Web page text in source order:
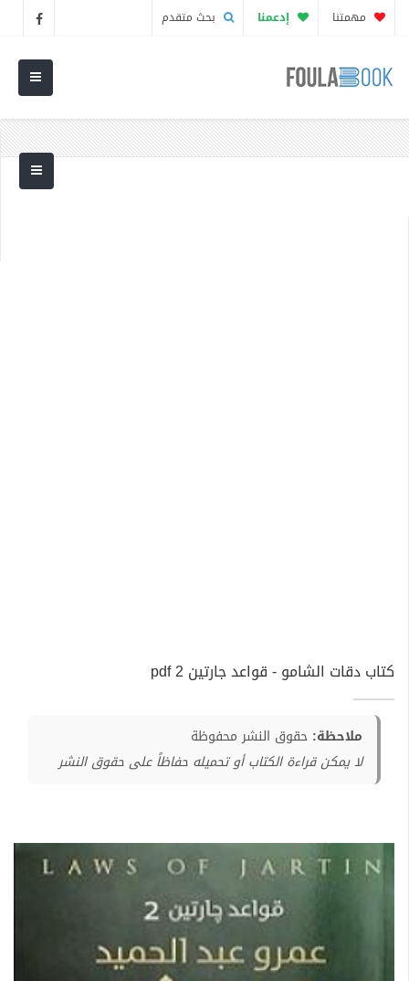
مهمتنا إدعمنا بحث متقدم
كتاب دقات الشامو - قواعد جارتين 2 pdf
ملاحظة: حقوق النشر محفوظة
لا يمكن قراءة الكتاب أو تحميله حفاظاً على حقوق النشر